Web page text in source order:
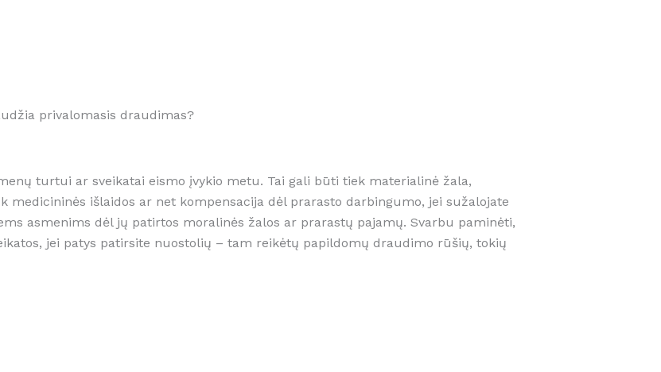
privalomasis draudimas?
turtui ar sveikatai eismo įvykio metu. Tai gali būti tiek materialinė žala,
išlaidos ar net kompensacija dėl prarasto darbingumo, jei sužalojate
asmenims dėl jų patirtos moralinės žalos ar prarastų pajamų. Svarbu paminėti,
jei patys patirsite nuostolių – tam reikėtų papildomų draudimo rūšių, tokių